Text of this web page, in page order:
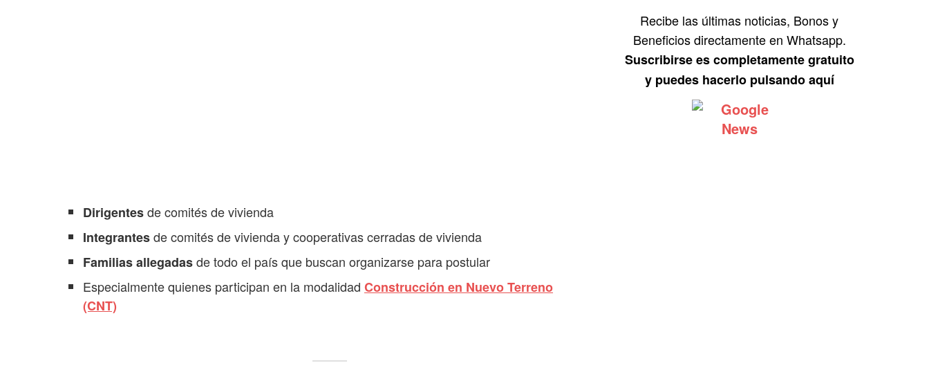
Dirigentesde comités de vivienda
Integrantesde comités de vivienda y cooperativas cerradas de vivienda
Familias allegadasde todo el país que buscan organizarse para postular
Especialmente quienes participan en la modalidad Construcción en Nuevo Terreno
(CNT)
Recibe las últimas noticias, Bonos y
Beneficios directamente en Whatsapp.
Suscribirse es completamente gratuito
y puedes hacerlo pulsando aquí